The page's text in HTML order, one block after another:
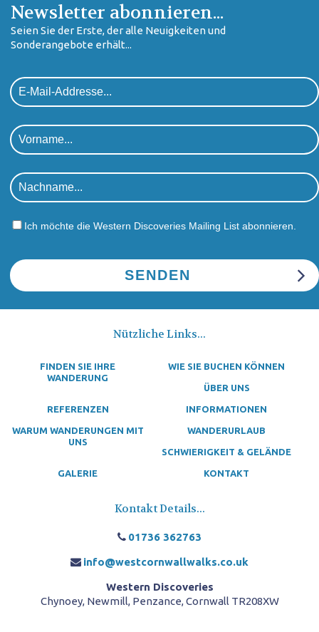
Newsletter abonnieren...
Seien Sie der Erste, der alle Neuigkeiten und
Sonderangebote erhält...
Ich möchte die Western Discoveries Mailing List abonnieren.
Nützliche Links...
FINDEN SIE IHRE
WANDERUNG
WIE SIE BUCHEN KÖNNEN
ÜBER UNS
REFERENZEN INFORMATIONEN
WARUM WANDERUNGEN MIT
UNS
WANDERURLAUB
SCHWIERIGKEIT & GELÄNDE
GALERIE KONTAKT
Kontakt Details...
01736 362763
info@westcornwallwalks.co.uk
Western Discoveries
Chynoey, Newmill, Penzance, Cornwall TR208XW